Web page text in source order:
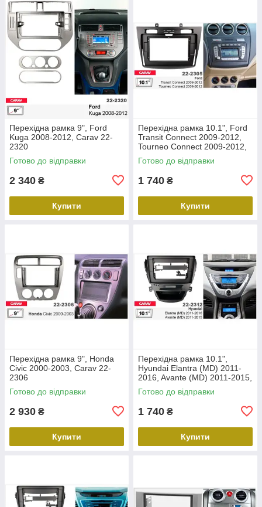
Перехідна рамка 9", Ford
Kuga 2008-2012, Carav 22-
2320
Готово до відправки
2 340 ₴
Купити
Перехідна рамка 10.1", Ford
Transit Connect 2009-2012,
Tourneo Connect 2009-2012,
Carav 22-2305
Готово до відправки
1 740 ₴
Купити
Перехідна рамка 9", Honda
Civic 2000-2003, Carav 22-
2306
Готово до відправки
2 930 ₴
Купити
Перехідна рамка 10.1",
Hyundai Elantra (MD) 2011-
2016, Avante (MD) 2011-2015,
Carav 22-2312
Готово до відправки
1 740 ₴
Купити